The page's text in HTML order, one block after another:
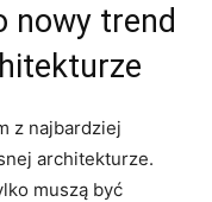
nowy trend
z najbardziej⁤
architekturze.
muszą być